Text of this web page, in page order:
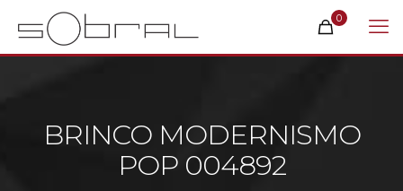
0
BRINCO MODERNISMO
POP 004892